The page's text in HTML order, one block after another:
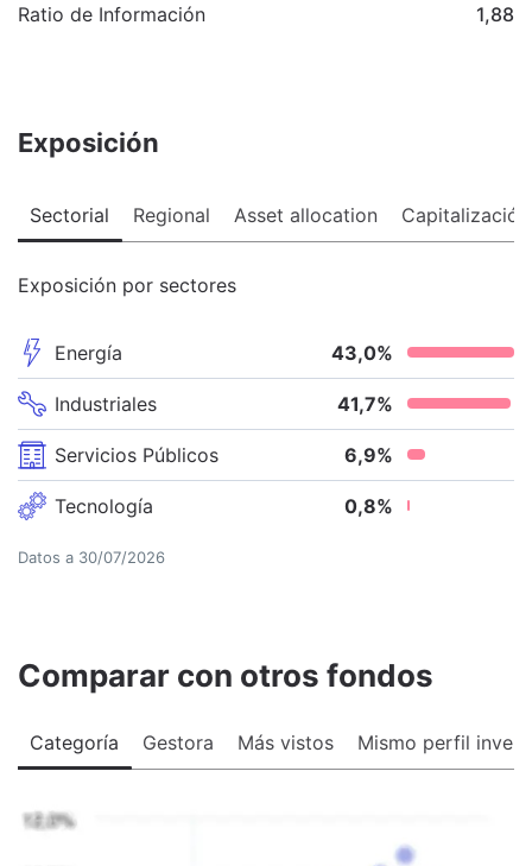
Ratio de Información 1,88
Exposición
Sectorial Regional Asset allocation Capitalización
Exposición por sectores
Energía 43,0%
Industriales 41,7%
Servicios Públicos 6,9%
Tecnología 0,8%
Datos a 30/07/2026
Comparar con otros fondos
Categoría Gestora Más vistos Mismo perfil